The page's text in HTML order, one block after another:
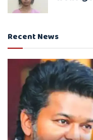
Recent News